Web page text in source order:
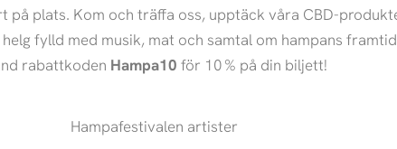
på plats. Kom och träffa oss, upptäck våra CBD-
fylld med musik, mat och samtal om hampans
rabattkoden Hampa10 för 10 % på din biljett!